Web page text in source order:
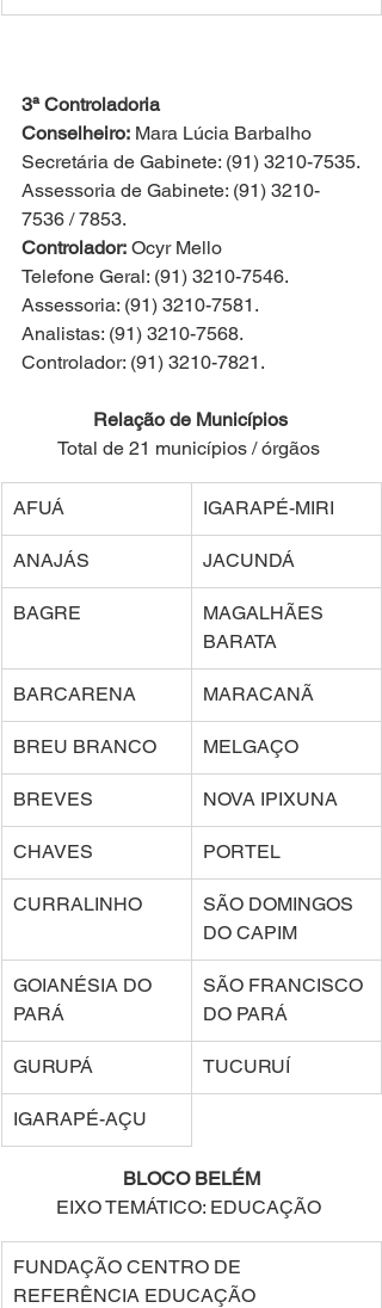
3ª Controladoria
Conselheiro: Mara Lúcia Barbalho
Secretária de Gabinete: (91) 3210-7535.
Assessoria de Gabinete: (91) 3210-
7536 / 7853.
Controlador: Ocyr Mello
Telefone Geral: (91) 3210-7546.
Assessoria: (91) 3210-7581.
Analistas: (91) 3210-7568.
Controlador: (91) 3210-7821.
Relação de Municípios
Total de 21 municípios / órgãos
AFUÁ IGARAPÉ-MIRI
ANAJÁS JACUNDÁ
BAGRE
MAGALHÃES
BARATA
BARCARENA MARACANÃ
BREU BRANCO MELGAÇO
BREVES NOVA IPIXUNA
CHAVES PORTEL
CURRALINHO
SÃO DOMINGOS
DO CAPIM
GOIANÉSIA DO
PARÁ
SÃO FRANCISCO
DO PARÁ
GURUPÁ TUCURUÍ
IGARAPÉ-AÇU
BLOCO BELÉM
EIXO TEMÁTICO: EDUCAÇÃO
FUNDAÇÃO CENTRO DE
REFERÊNCIA EDUCAÇÃO